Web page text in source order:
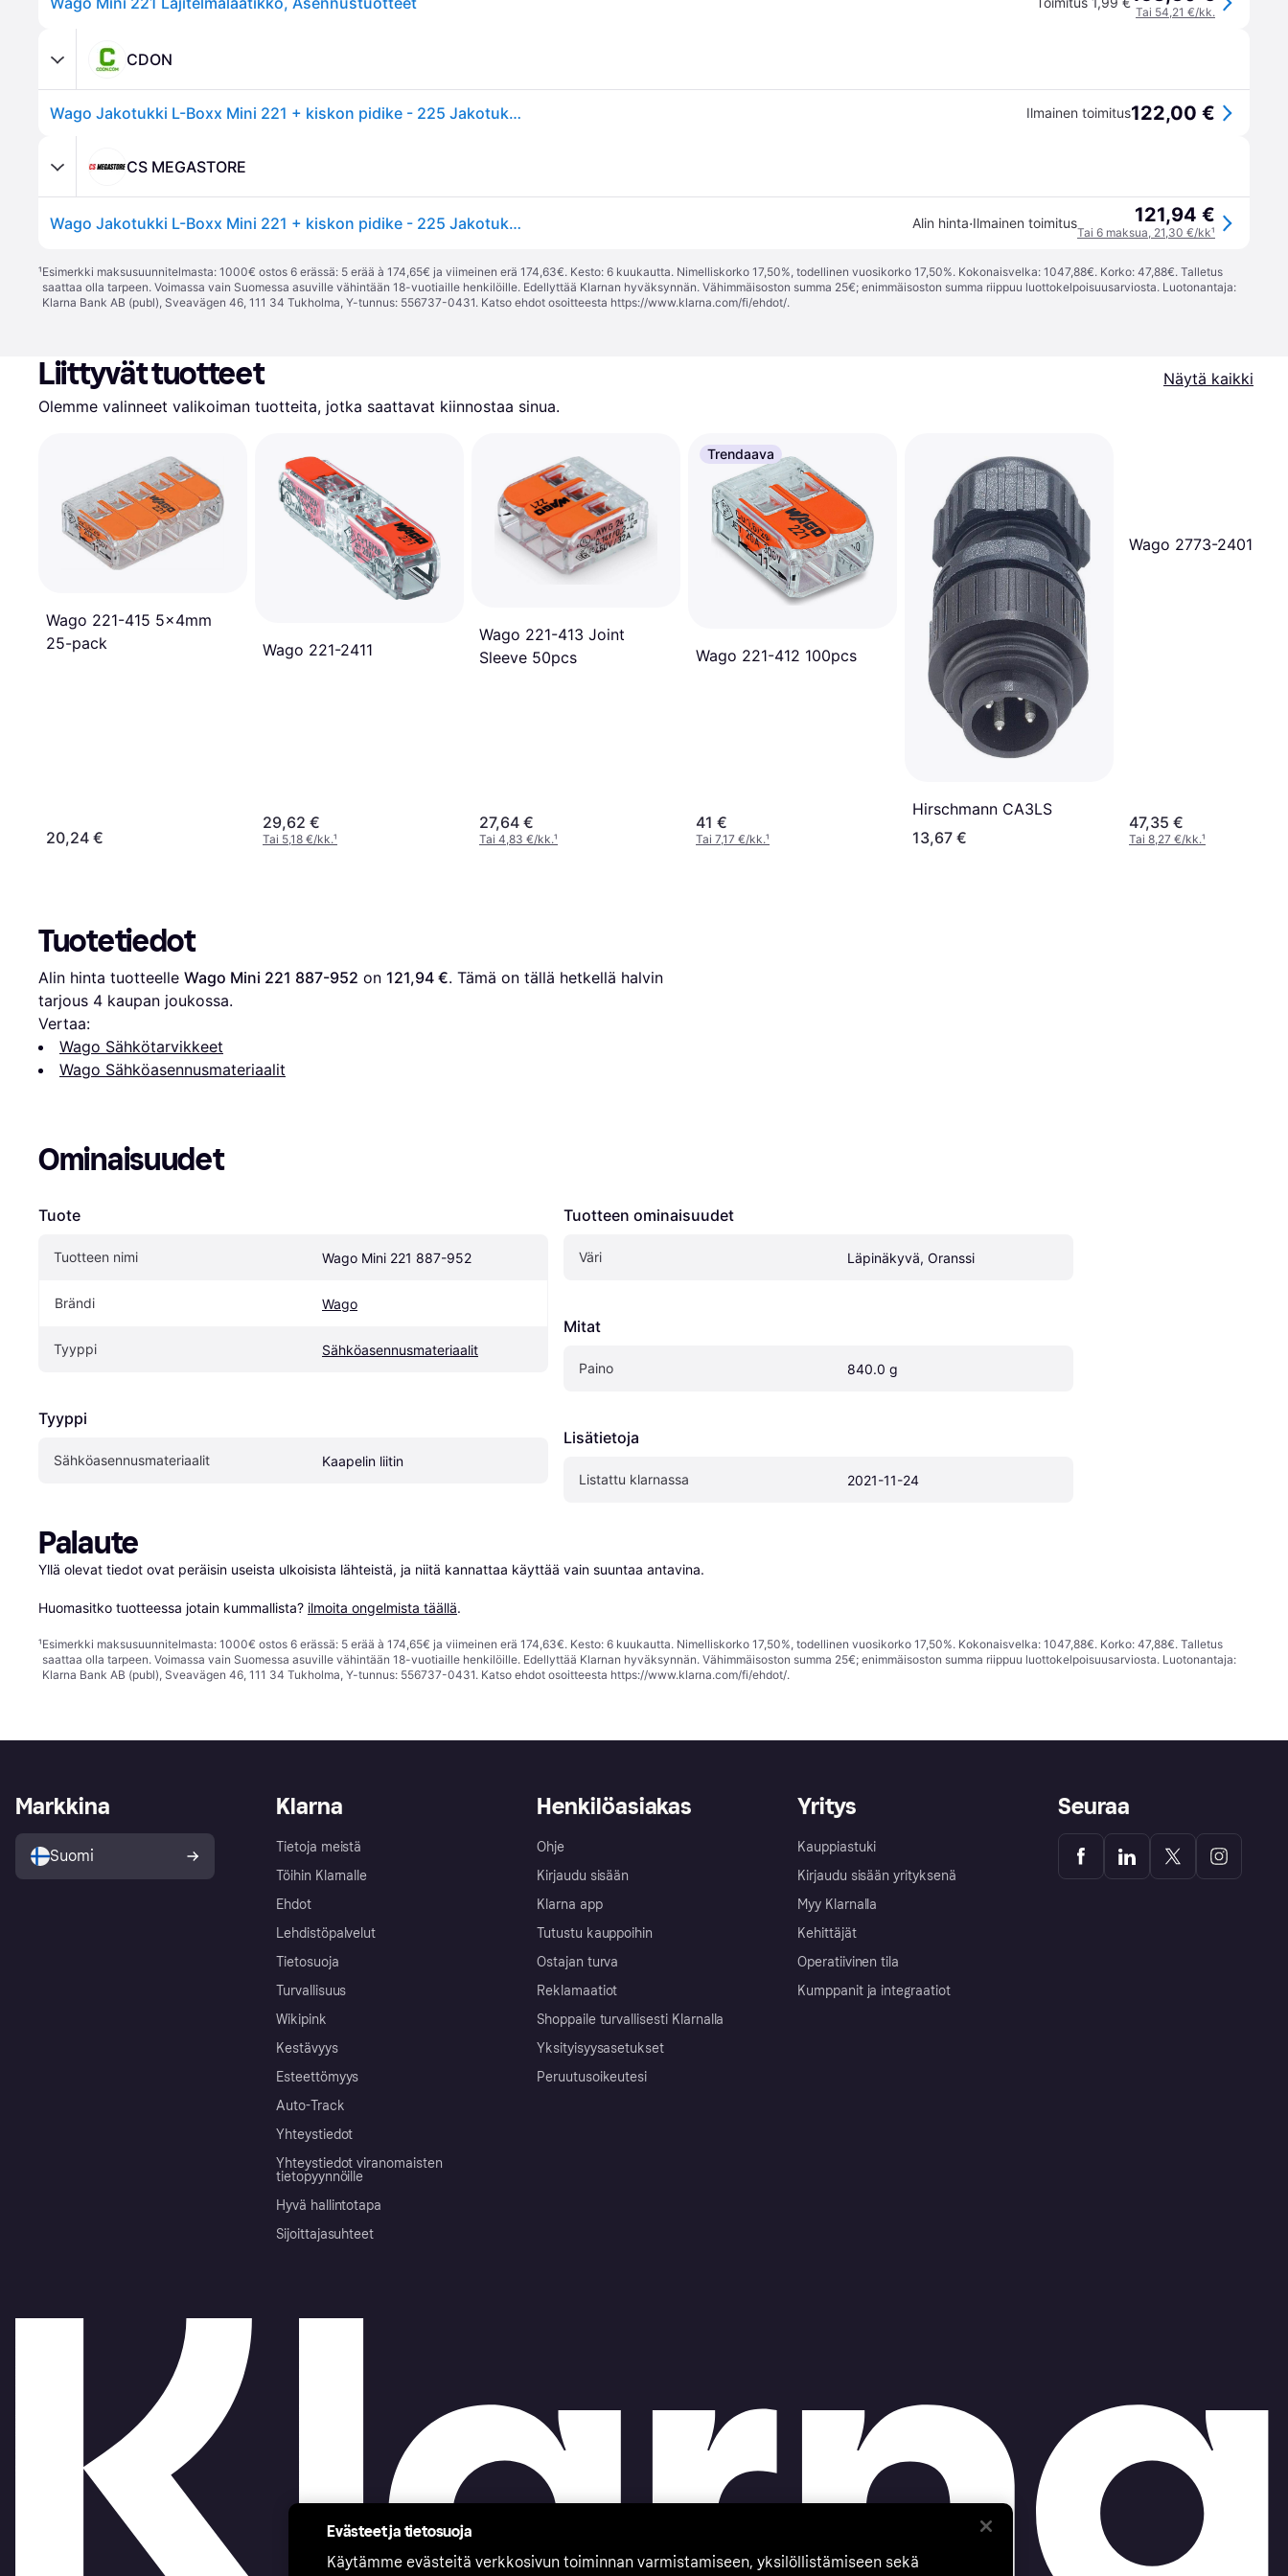
Tai 54,21 €/kk.
CDON
Wago Jakotukki L-Boxx Mini 221 + kiskon pidike - 225 Jakotukki + 4 kiskon pidike Ilmainen toimitus122,00 €
CS MEGASTORE
Wago Jakotukki L-Boxx Mini 221 + kiskon pidike - 225 Jakotukki + 4 kiskon pidike Alin hinta·Ilmainen toimitus 121,94 €
Tai 6 maksua, 21,30 €/kk¹
¹Esimerkki maksusuunnitelmasta: 1000€ ostos 6 erässä: 5 erää à 174,65€ ja viimeinen erä 174,63€. Kesto: 6 kuukautta. Nimelliskorko 17,50%, todellinen vuosikorko 17,50%. Kokonaisvelka: 1047,88€. Korko: 47,88€. Talletus
saattaa olla tarpeen. Voimassa vain Suomessa asuville vähintään 18-vuotiaille henkilöille. Edellyttää Klarnan hyväksynnän. Vähimmäisoston summa 25€; enimmäisoston summa riippuu luottokelpoisuusarviosta. Luotonantaja:
Klarna Bank AB (publ), Sveavägen 46, 111 34 Tukholma, Y-tunnus: 556737-0431. Katso ehdot osoitteesta https://www.klarna.com/fi/ehdot/.
Liittyvät tuotteet
Näytä kaikki
Olemme valinneet valikoiman tuotteita, jotka saattavat kiinnostaa sinua.
Wago 221-415 5x4mm
25-pack
20,24 €
Wago 221-2411
29,62 €
Tai 5,18 €/kk.¹
Wago 221-413 Joint
Sleeve 50pcs
27,64 €
Tai 4,83 €/kk.¹
Trendaava
Wago 221-412 100pcs
41 €
Tai 7,17 €/kk.¹
Hirschmann CA3LS
13,67 €
Wago 2773-2401
47,35 €
Tai 8,27 €/kk.¹
Tuotetiedot
Alin hinta tuotteelle Wago Mini 221 887-952 on 121,94 €. Tämä on tällä hetkellä halvin
tarjous 4 kaupan joukossa.
Vertaa:
Wago Sähkötarvikkeet
Wago Sähköasennusmateriaalit
Ominaisuudet
Tuote
Tuotteen nimi Wago Mini 221 887-952
Brändi Wago
Tyyppi Sähköasennusmateriaalit
Tyyppi
Sähköasennusmateriaalit Kaapelin liitin
Tuotteen ominaisuudet
Väri Läpinäkyvä, Oranssi
Mitat
Paino 840.0 g
Lisätietoja
Listattu klarnassa 2021-11-24
Palaute
Yllä olevat tiedot ovat peräisin useista ulkoisista lähteistä, ja niitä kannattaa käyttää vain suuntaa antavina.
Huomasitko tuotteessa jotain kummallista? ilmoita ongelmista täällä.
¹Esimerkki maksusuunnitelmasta: 1000€ ostos 6 erässä: 5 erää à 174,65€ ja viimeinen erä 174,63€. Kesto: 6 kuukautta. Nimelliskorko 17,50%, todellinen vuosikorko 17,50%. Kokonaisvelka: 1047,88€. Korko: 47,88€. Talletus
saattaa olla tarpeen. Voimassa vain Suomessa asuville vähintään 18-vuotiaille henkilöille. Edellyttää Klarnan hyväksynnän. Vähimmäisoston summa 25€; enimmäisoston summa riippuu luottokelpoisuusarviosta. Luotonantaja:
Klarna Bank AB (publ), Sveavägen 46, 111 34 Tukholma, Y-tunnus: 556737-0431. Katso ehdot osoitteesta https://www.klarna.com/fi/ehdot/.
Klarna
Tietoja meistä
Töihin Klarnalle
Ehdot
Lehdistöpalvelut
Tietosuoja
Turvallisuus
Wikipink
Kestävyys
Esteettömyys
Auto-Track
Yhteystiedot
Yhteystiedot viranomaisten
tietopyynnöille
Hyvä hallintotapa
Sijoittajasuhteet
Henkilöasiakas
Ohje
Kirjaudu sisään
Klarna app
Tutustu kauppoihin
Ostajan turva
Reklamaatiot
Shoppaile turvallisesti Klarnalla
Yksityisyysasetukset
Peruutusoikeutesi
Yritys
Kauppiastuki
Kirjaudu sisään yrityksenä
Myy Klarnalla
Kehittäjät
Operatiivinen tila
Kumppanit ja integraatiot
Markkina
Suomi
Seuraa
Evästeet ja tietosuoja
Käytämme evästeitä verkkosivun toiminnan varmistamiseen, yksilöllistämiseen sekä